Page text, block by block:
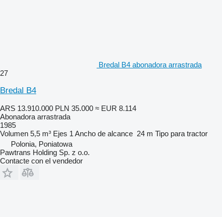
Bredal B4 abonadora arrastrada
27
Bredal B4
ARS 13.910.000 PLN 35.000 ≈ EUR 8.114
Abonadora arrastrada
1985
Volumen 5,5 m³ Ejes 1 Ancho de alcance 24 m Tipo para tractor
Polonia, Poniatowa
Pawtrans Holding Sp. z o.o.
Contacte con el vendedor